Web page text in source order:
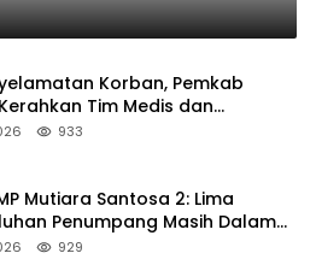
Korban, Pemkab
Tim Medis dan
Pelabuhan Kalianget
933
Mutiara Santosa 2: Lima
Penumpang Masih Dalam
929